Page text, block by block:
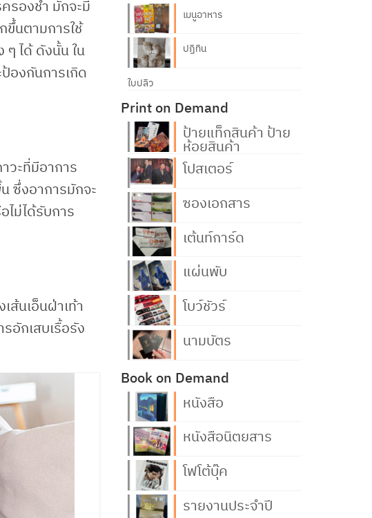
รองช้ำ มักจะมี
ขึ้นตามการใช้
ได้ ดังนั้น ใน
องกันการเกิด
วะที่มีอาการ
ซึ่งอาการมักจะ
ไม่ได้รับการ
ส้นเอ็นฝ่าเท้า
อักเสบเรื้อรัง
เมนูอาหาร
ปฏิทิน
ใบปลิว
Print on Demand
ป้ายแท็กสินค้า ป้าย
ห้อยสินค้า
โปสเตอร์
ซองเอกสาร
เต้นท์การ์ด
แผ่นพับ
โบว์ชัวร์
นามบัตร
Book on Demand
หนังสือ
หนังสือนิตยสาร
โฟโต้บุ๊ค
รายงานประจำปี